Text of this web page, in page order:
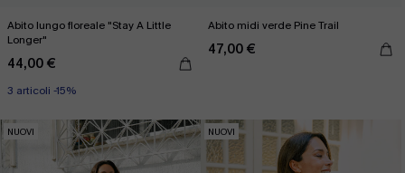
Abito lungo floreale "Stay A Little
Longer"
44,00 €
3 articoli -15%
Abito midi verde Pine Trail
47,00 €
NUOVI NUOVI